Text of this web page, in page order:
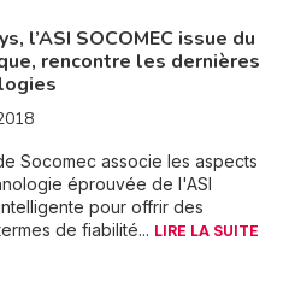
l’ASI SOCOMEC issue du
rencontre les dernières
Socomec associe les aspects
éprouvée de l'ASI
pour offrir des
de fiabilité... LIRE LA SUITE